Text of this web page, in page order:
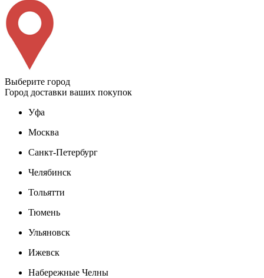
Выберите город
Город доставки ваших покупок
Уфа
Москва
Санкт-Петербург
Челябинск
Тольятти
Тюмень
Ульяновск
Ижевск
Набережные Челны